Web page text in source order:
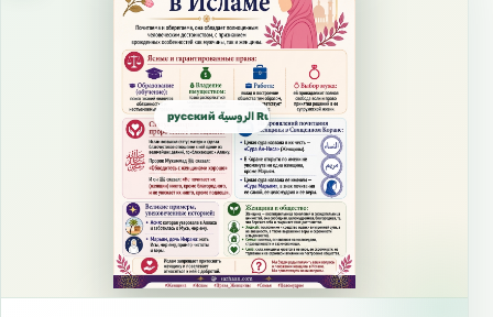
русский الروسية Russian